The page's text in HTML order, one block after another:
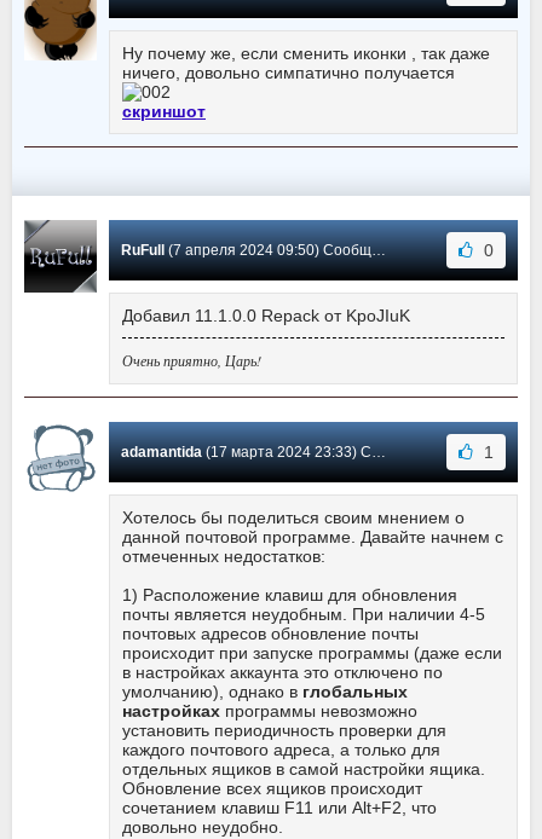
Ну почему же, если сменить иконки , так даже
ничего, довольно симпатично получается
скриншот
RuFull (7 апреля 2024 09:50) Сообщение #2167 0
Добавил 11.1.0.0 Repack от KpoJIuK
Очень приятно, Царь!
adamantida(17 марта 2024 23:33) Сообщение #2166 1
Хотелось бы поделиться своим мнением о
данной почтовой программе. Давайте начнем с
отмеченных недостатков:
1) Расположение клавиш для обновления
почты является неудобным. При наличии 4-5
почтовых адресов обновление почты
происходит при запуске программы (даже если
в настройках аккаунта это отключено по
умолчанию), однако в глобальных
настройках программы невозможно
установить периодичность проверки для
каждого почтового адреса, а только для
отдельных ящиков в самой настройки ящика.
Обновление всех ящиков происходит
сочетанием клавиш F11 или Alt+F2, что
довольно неудобно.